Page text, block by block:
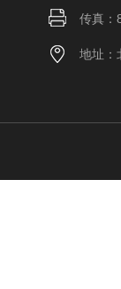
传真：
地址：